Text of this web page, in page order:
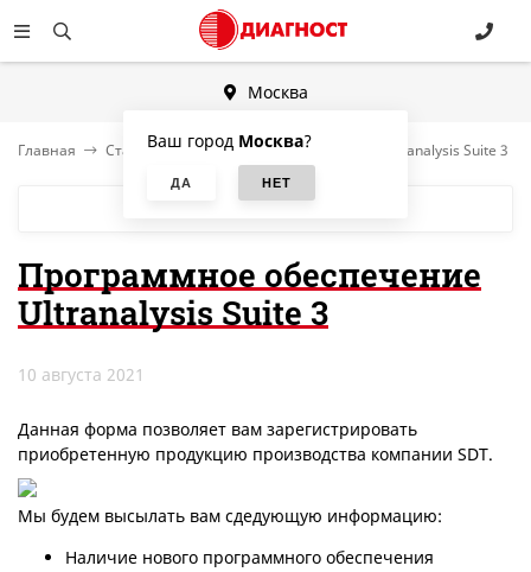
Москва
Ваш город Москва?
Главная Статьи Программное обеспечение Ultranalysis Suite 3
Программное обеспечение
Ultranalysis Suite 3
10 августа 2021
Данная форма позволяет вам зарегистрировать
приобретенную продукцию производства компании SDT.
Мы будем высылать вам сдедующую информацию:
Наличие нового программного обеспечения